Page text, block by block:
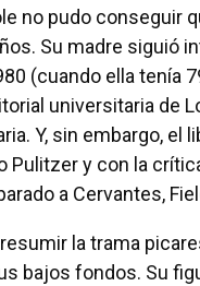
no pudo conseguir
Su madre siguió
(cuando ella tenía
universitaria de
Y, sin embargo,
Pulitzer y con la
a Cervantes,
la trama
bajos fondos. Su